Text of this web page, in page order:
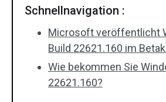
Schnellnavigation :
Microsoft veröffentlicht
Build 22621.160 im
Wie bekommen Sie
22621.160?